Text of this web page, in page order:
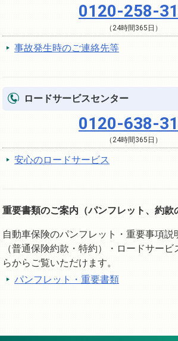
0120-258-
（24時間365日）
事故発生時のご連絡先等
ロードサービスセンター
0120-638-
（24時間365日）
安心のロードサービス
重要書類のご案内（パンフレット、約款
自動車保険のパンフレット・重要事項説
（普通保険約款・特約）・ロードサー
らからご覧いただけます。
パンフレット・重要書類